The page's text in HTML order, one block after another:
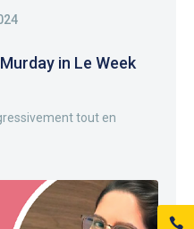
in Le Week
tout en